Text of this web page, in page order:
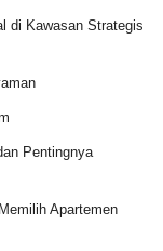
di Kawasan Strategis
Pentingnya
Apartemen